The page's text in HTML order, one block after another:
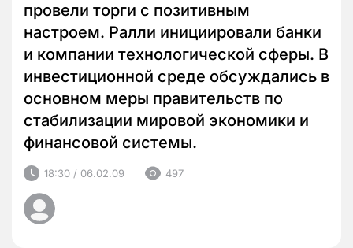
провели торги с позитивным
настроем. Ралли инициировали банки
и компании технологической сферы. В
инвестиционной среде обсуждались в
основном меры правительств по
стабилизации мировой экономики и
финансовой системы.
18:30 / 06.02.09 497